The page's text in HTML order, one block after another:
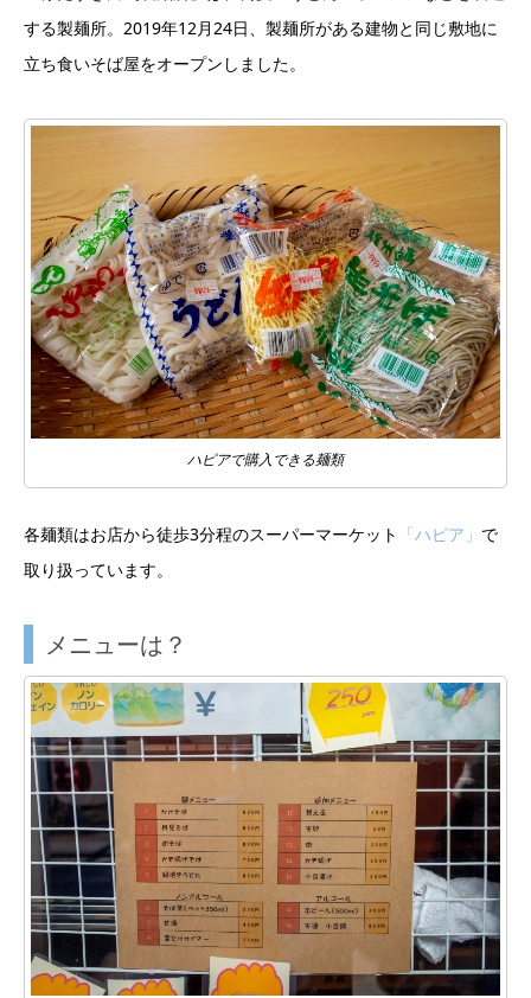
する製麺所。2019年12月24日、製麺所がある建物と同じ敷地に
立ち食いそば屋をオープンしました。
ハピアで購入できる麺類
各麺類はお店から徒歩3分程のスーパーマーケット 「ハピア」 で
取り扱っています。
メニューは？